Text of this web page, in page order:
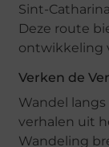
Sint-
Deze route
ontwikkeling
Verken de
Wandel
verhalen uit
Wandeling